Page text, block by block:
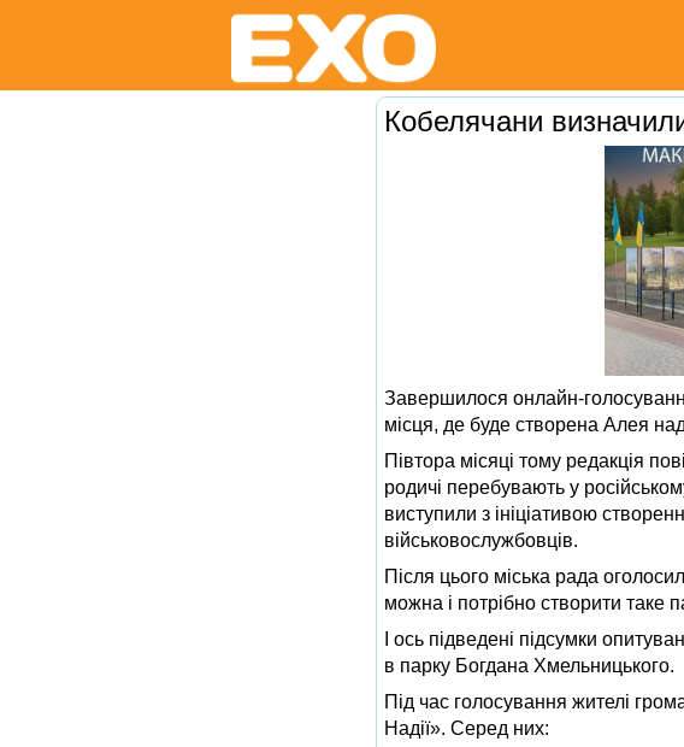
Кобелячани
Завершилося онлайн-
місця, де буде створена Алея
Півтора місяці тому редакція
родичі перебувають у
виступили з ініціативою
військовослужбовців.
Після цього міська рада
можна і потрібно створити таке
І ось підведені підсумки
в парку Богдана Хмельницького.
Під час голосування жителі
Надії». Серед них: